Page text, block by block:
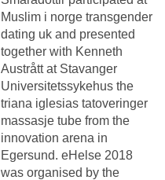
Muslim i norge transgender
dating uk and presented
together with Kenneth
Austrått at Stavanger
Universitetssykehus the
triana iglesias tatoveringer
massasje tube from the
innovation arena in
Egersund. eHelse 2018
was organised by the